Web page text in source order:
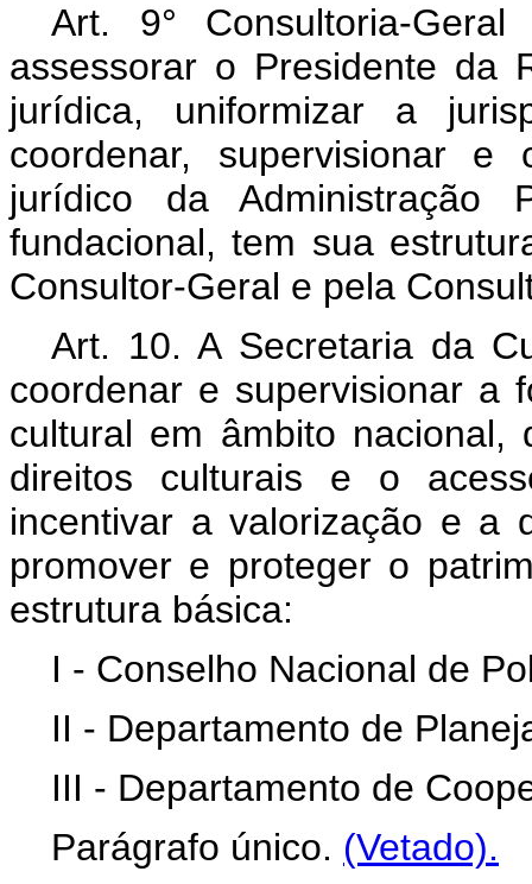
Art. 9° Consultoria-
assessorar o Presidente da
jurídica, uniformizar a
coordenar, supervisionar
jurídico da Administração
fundacional, tem sua
Consultor-Geral e pela
Art. 10. A Secretaria da
coordenar e supervisionar a
cultural em âmbito
direitos culturais e o
incentivar a valorização e a
promover e proteger o
estrutura básica:
I - Conselho Nacional de
II - Departamento de
III - Departamento de
Parágrafo único. (Vetado).